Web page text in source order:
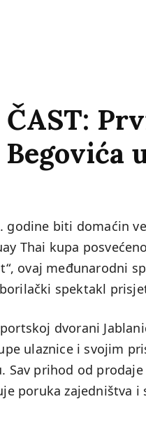
ČAST:
godine biti domaćin
Thai kupa
ovaj međunarodni
spektakl
dvorani
ulaznice i svojim
prihod od
poruka zajedništva